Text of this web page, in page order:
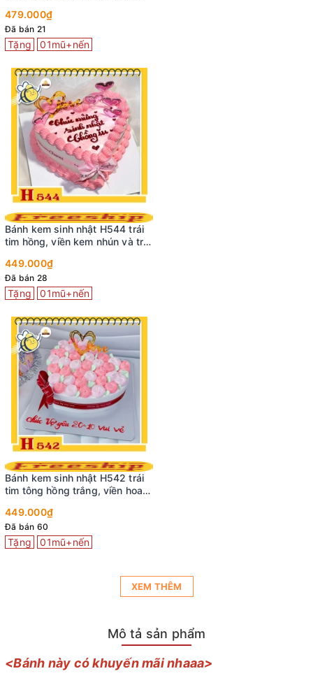
479.000₫
Đã bán 21
Tặng 01mũ+nến
Bánh kem sinh nhật H544 trái
tim hồng, viền kem nhún và trái
449.000₫
Đã bán 28
Tặng 01mũ+nến
Bánh kem sinh nhật H542 trái
tim tông hồng trắng, viền hoa
449.000₫
Đã bán 60
Tặng 01mũ+nến
XEM THÊM
Mô tả sản phẩm
<Bánh này có khuyến mãi nhaaa>